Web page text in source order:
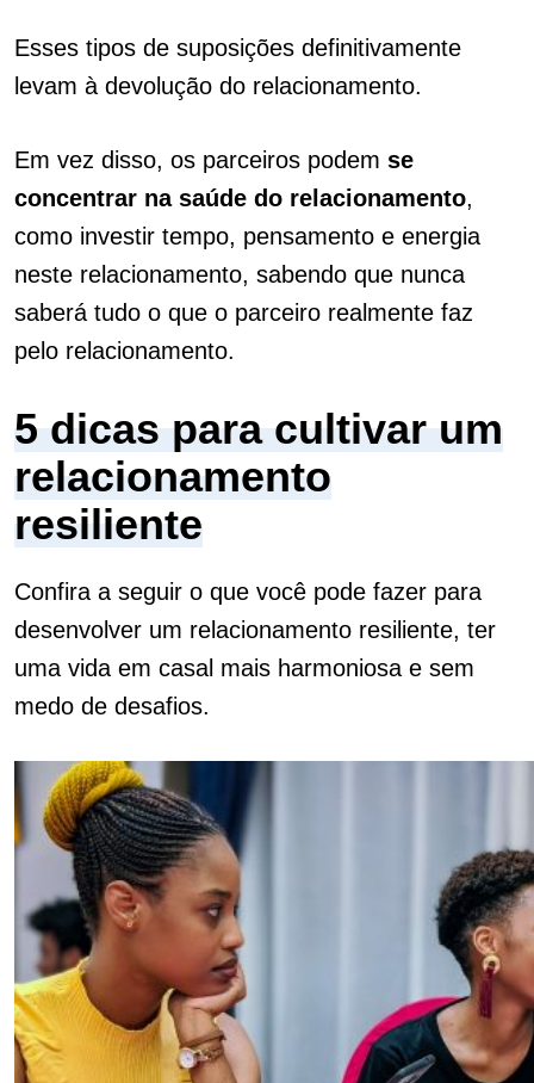
Esses tipos de suposições definitivamente
levam à devolução do relacionamento.
Em vez disso, os parceiros podem se
concentrar na saúde do relacionamento,
como investir tempo, pensamento e energia
neste relacionamento, sabendo que nunca
saberá tudo o que o parceiro realmente faz
pelo relacionamento.
5 dicas para cultivar um
relacionamento
resiliente
Confira a seguir o que você pode fazer para
desenvolver um relacionamento resiliente, ter
uma vida em casal mais harmoniosa e sem
medo de desafios.